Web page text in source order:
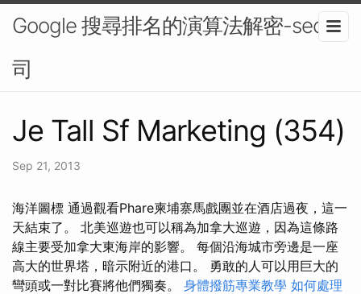
Google 搜尋排名的演算法解密-seo公
司
Je Tall Sf Marketing (354)
Sep 21, 2013
海洋圖標 通過觀看Phare柬埔寨馬戲團並在酒店過夜，這一
天結束了。 北美巡遊也可以稱為加拿大巡遊，因為這條路
線主要受加拿大東海岸的影響。 每個沿海城市旁邊是一座
高大的世界塔，暗示附近的港口。 勇敢的人可以用巨大的
彎頭或一對比賽將他們獨奏。 身體撥筋專業教學 如何處理